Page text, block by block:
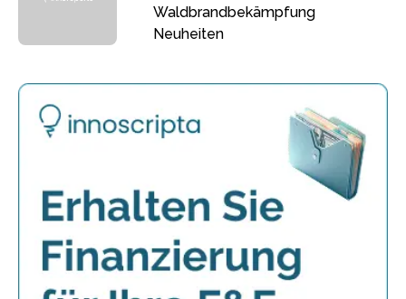
Waldbrandbekämpfung
Neuheiten